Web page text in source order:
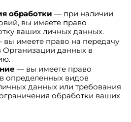
обработки — при наличии
вы имеете право
ваших личных данных.
вы имеете право на передачу
данных в
— вы имеете право
определенных видов
данных или требования
обработки ваших